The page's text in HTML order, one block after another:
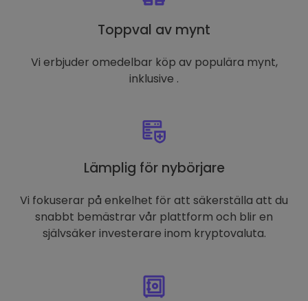
Toppval av mynt
Vi erbjuder omedelbar köp av populära mynt,
inklusive .
Lämplig för nybörjare
Vi fokuserar på enkelhet för att säkerställa att du
snabbt bemästrar vår plattform och blir en
självsäker investerare inom kryptovaluta.